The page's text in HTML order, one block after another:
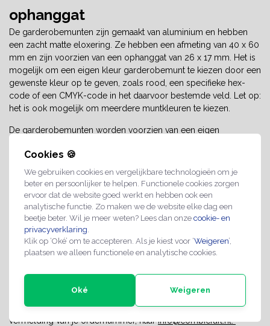
Cookies 🍪
We gebruiken cookies en vergelijkbare technologieën om je
beter en persoonlijker te helpen. Functionele cookies zorgen
ervoor dat de website goed werkt en hebben ook een
analytische functie. Zo maken we de website elke dag een
beetje beter. Wil je meer weten? Lees dan onze cookie- en
privacyverklaring
Klik op ‘Oké’ om te accepteren. Als je kiest voor ‘Weigeren’,
plaatsen we alleen functionele en analytische cookies.
Oké Weigeren
ophanggat
De garderobemunten zijn gemaakt van aluminium en hebben
een zacht matte eloxering. Ze hebben een afmeting van 40 x 60
mm en zijn voorzien van een ophanggat van 26 x 17 mm. Het is
mogelijk om een eigen kleur garderobemunt te kiezen door een
gewenste kleur op te geven, zoals rood, een specifieke hex-
code of een CMYK-code in het daarvoor bestemde veld. Let op:
het is ook mogelijk om meerdere muntkleuren te kiezen.
De garderobemunten worden voorzien van een eigen
achterzijde. De nummering wordt standaard in het zwart
uitgevoerd, of in het wit bij een donkere achtergrond. Het logo is
in full colour druk mogelijk. De opdruk wordt in het aluminium
verwerkt via een techniek die ‘hydro-eloxatie’ wordt genoemd.
Hierbij wordt de bedrukking in het materiaal opgenomen,
waardoor deze slijtvast is.
Garderobemunt met eigen nummer
Personaliseer de garderobemunten met elke gewenste
Heb je een willekeurige of niet-doorlopende reeks? Zet dan alle
nummers onder elkaar in een Excel-bestand en mail dit, onder
vermelding van je ordernummer, naarinfo@combicraft.nl.